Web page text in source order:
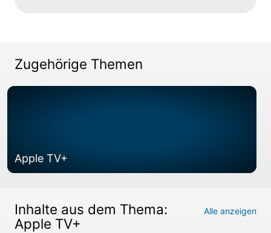
Zugehörige Themen
Apple TV+
Inhalte aus dem Thema:
Apple TV+
Alle anzeigen